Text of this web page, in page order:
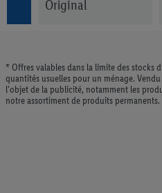
Original
* Offres valables dans la limite des stocks
quantités usuelles pour un ménage.
l'objet de la publicité, notamment les
notre assortiment de produits permanents.